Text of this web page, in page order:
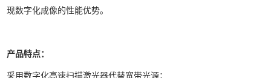
现数字化成像的性能优势。
产品特点：
采用数字化高速扫描激光器代替宽带光源；